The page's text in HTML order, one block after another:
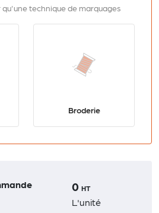
qu'une technique de marquages
Broderie
0HT
L'unité